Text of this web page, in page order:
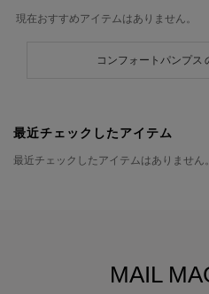
現在おすすめアイテムはありません。
コンフォートパンプス
最近チェックしたアイテム
最近チェックしたアイテムはありません。
MAIL